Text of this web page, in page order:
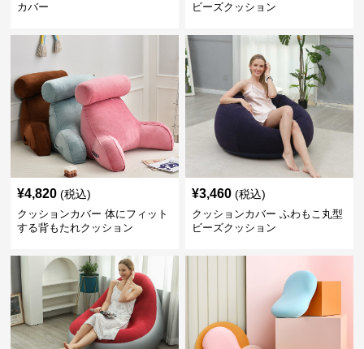
カバー
ビーズクッション
¥4,820 (税込)
クッションカバー 体にフィット
する背もたれクッション
¥3,460 (税込)
クッションカバー ふわもこ丸型
ビーズクッション